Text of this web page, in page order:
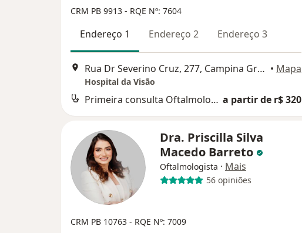
CRM PB 9913 - RQE Nº: 7604
Endereço 1 Endereço 2 Endereço 3
Rua Dr Severino Cruz, 277, Campina Grande • Mapa
Hospital da Visão
Primeira consulta Oftalmologia a partir de r$ 320
Dra. Priscilla Silva
Macedo Barreto
Oftalmologista · Mais
56 opiniões
CRM PB 10763 - RQE Nº: 7009